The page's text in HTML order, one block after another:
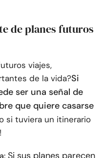
de planes futuros
viajes,
de la vida?Si
ser una señal de
que quiere casarse
si tuviera un itinerario
Si sus planes parecen